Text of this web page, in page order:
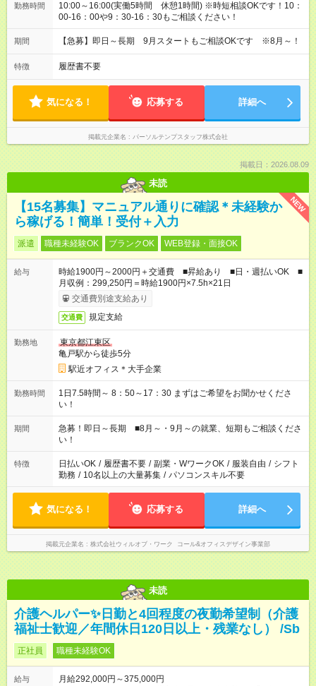
勤務時間
10:00～16:00(実働5時間 休憩1時間) ※時短相談OKです！10：
00-16：00や9：30-16：30もご相談ください！
期間 【急募】即日～長期 9月スタートもご相談OKです ※8月～！
特徴 履歴書不要
気になる！ 応募する 詳細へ
掲載元企業名 パーソルテンプスタッフ株式会社
掲載日：2026.08.09
未読
NEW
【15名募集】マニュアル通りに確認＊未経験か
ら稼げる！簡単！受付＋入力
派遣 職種未経験OK ブランクOK WEB登録・面接OK
給与
時給1900円～2000円＋交通費 ■昇給あり ■日・週払いOK ■
月収例：299,250円＝時給1900円×7.5h×21日
交通費別途支給あり
交通費 規定支給
勤務地
東京都江東区
亀戸駅から徒歩5分
駅近オフィス＊大手企業
勤務時間
1日7.5時間～ 8：50～17：30 まずはご希望をお聞かせくださ
い！
期間
急募！即日～長期 ■8月～・9月～の就業、短期もご相談くださ
い！
特徴 日払いOK / 履歴書不要 / 副業・WワークOK / 服装自由 / シフト
勤務 / 10名以上の大量募集 / パソコンスキル不要
気になる！ 応募する 詳細へ
掲載元企業名 株式会社ウィルオブ・ワーク コール&オフィスデザイン事業部
未読
介護ヘルパー✨日勤と4回程度の夜勤希望制（介護
福祉士歓迎／年間休日120日以上・残業なし） /Sb
正社員 職種未経験OK
給与
月給292,000円～375,000円